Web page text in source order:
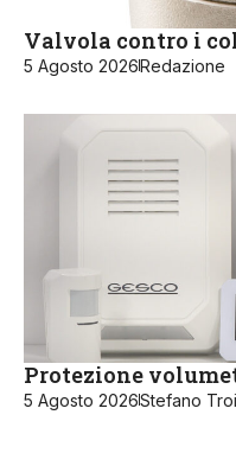
Valvola contro i
5 Agosto 2026Redazione
Protezione
5 Agosto 2026Stefano